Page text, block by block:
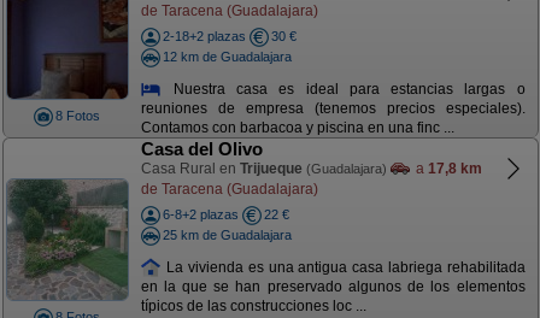
8 Fotos
de Taracena (Guadalajara)
2-18+2 plazas
30 €
12 km de Guadalajara
Nuestra casa es ideal para estancias largas o
reuniones de empresa (tenemos precios especiales).
Contamos con barbacoa y piscina en una finc ...
Casa del Olivo
Casa Rural en Trijueque (Guadalajara) a 17,8 km
de Taracena (Guadalajara)
6-8+2 plazas
22 €
25 km de Guadalajara
La vivienda es una antigua casa labriega rehabilitada
en la que se han preservado algunos de los elementos
típicos de las construcciones loc ...